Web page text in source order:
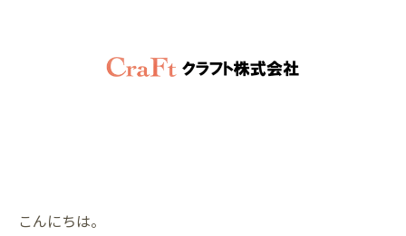
こんにちは。